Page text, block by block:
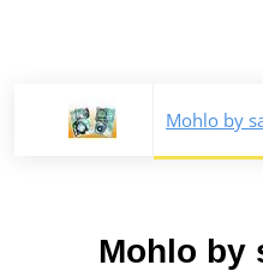
Mohlo by
Mohlo by